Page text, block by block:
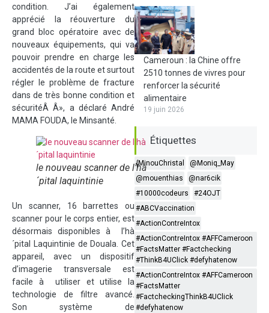
condition. J’ai également
apprécié la réouverture du
grand bloc opératoire avec de
nouveaux équipements, qui va
pouvoir prendre en charge les
accidentés de la route et surtout
régler le problème de fracture
dans de très bonne condition et
sécuritéÂ Â», a déclaré André
MAMA FOUDA, le Minsanté.
le nouveau scanner de l’hà
´pital laquintinie
Un scanner, 16 barrettes ou
scanner pour le corps entier, est
désormais disponibles à l’hà
´pital Laquintinie de Douala. Cet
appareil, avec un dispositif
d’imagerie transversale est
facile à utiliser et utilise la
technologie de filtre avancé.
Son système de
Cameroun : la Chine offre
2510 tonnes de vivres pour
renforcer la sécurité
alimentaire
19 juin 2026
Étiquettes
{MinouChristal
@Moniq_May
@mouenthias
@nar6cik
#10000codeurs
#24OJT
#ABCVaccination
#ActionContreIntox
#ActionContreIntox #AFFCameroon
#FactsMatter #Factchecking
#ThinkB4UClick #defyhatenow
#ActionContreIntox #AFFCameroon
#FactsMatter
#FactcheckingThinkB4UClick
#defyhatenow